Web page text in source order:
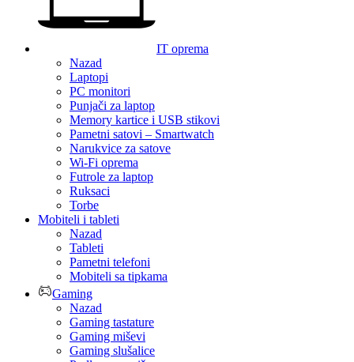
IT oprema
Nazad
Laptopi
PC monitori
Punjači za laptop
Memory kartice i USB stikovi
Pametni satovi – Smartwatch
Narukvice za satove
Wi-Fi oprema
Futrole za laptop
Ruksaci
Torbe
Mobiteli i tableti
Nazad
Tableti
Pametni telefoni
Mobiteli sa tipkama
Gaming
Nazad
Gaming tastature
Gaming miševi
Gaming slušalice